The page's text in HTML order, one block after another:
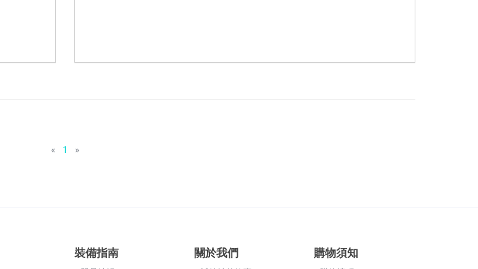
« 1 »
裝備指南 關於我們 購物須知